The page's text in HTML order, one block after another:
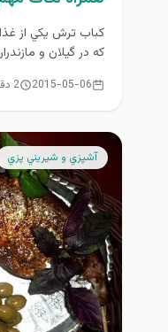
كباب ترش يكي از
كه در گيلان و
2015-05-06 2 دقیقه مطالعه
آشپزي و شيريني پزي